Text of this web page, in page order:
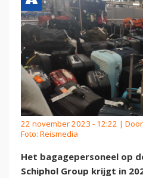
22 november 2023 - 12:22 |
Foto: Reismedia
Het bagagepersoneel op
Schiphol Group krijgt in